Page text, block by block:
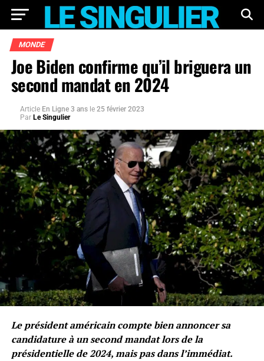
MONDE
Joe Biden confirme qu’il briguera un
second mandat en 2024
Article En Ligne 3 ans le 25 février 2023
Par Le Singulier
Le président américain compte bien annoncer sa
candidature à un second mandat lors de la
présidentielle de 2024, mais pas dans l’immédiat.